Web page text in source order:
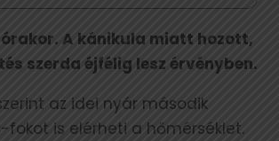
A kánikula miatt hozott,
szerda éjfélig lesz érvényben.
az idei nyár második
is elérheti a hőmérséklet.